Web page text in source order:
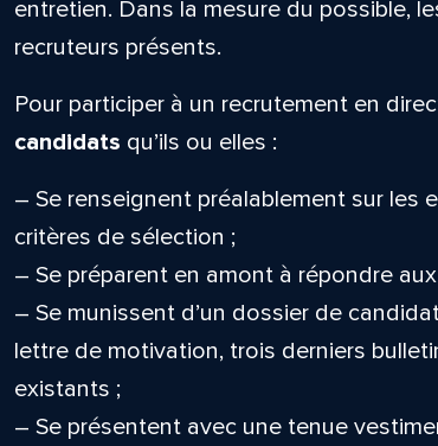
entretien. Dans la mesure du possible,
recruteurs présents.
Pour participer à un recrutement en
candidats qu’ils ou elles :
– Se renseignent préalablement sur les
critères de sélection ;
– Se préparent en amont à répondre
– Se munissent d’un dossier de
lettre de motivation, trois derniers
existants ;
– Se présentent avec une tenue